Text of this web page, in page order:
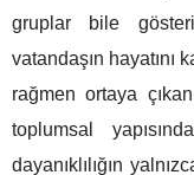
gruplar bile
vatandaşın hayatını
rağmen ortaya
toplumsal
dayanıklılığın